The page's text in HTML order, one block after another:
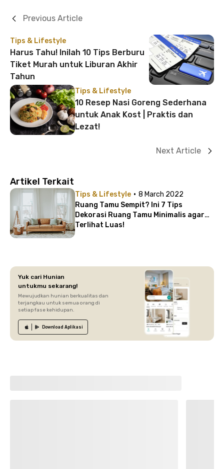
Tips & Lifestyle
Harus Tahu! Inilah 10 Tips Berburu
Tiket Murah untuk Liburan Akhir
Tahun
Previous Article
Tips & Lifestyle
10 Resep Nasi Goreng Sederhana
untuk Anak Kost | Praktis dan
Lezat!
Next Article
Artikel Terkait
Tips & Lifestyle · 8 March 2022
Ruang Tamu Sempit? Ini 7 Tips
Dekorasi Ruang Tamu Minimalis agar
Terlihat Luas!
Yuk cari Hunian
untukmu sekarang!
Mewujudkan hunian berkualitas dan
terjangkau untuk semua orang di
setiap fase kehidupan.
Download Aplikasi